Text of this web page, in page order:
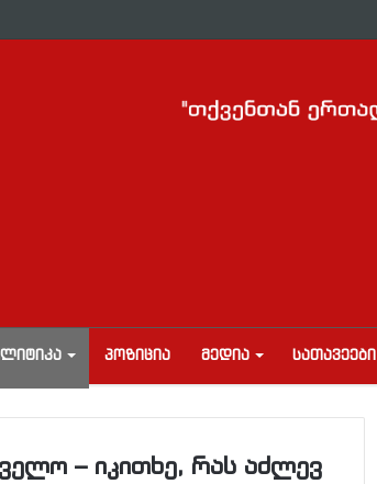
ᲞᲝᲖᲘᲪᲘᲐ ᲛᲔᲓᲘᲐ ᲡᲐᲗᲐᲕᲔᲔᲑᲘ
– იკითხე, რას აძლევ